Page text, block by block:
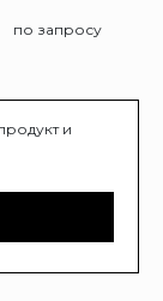
по запросу
и